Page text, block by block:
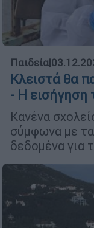
Παιδεία|
Κλειστά θα
- Η εισήγηση
Κανένα
σύμφωνα με τα
δεδομένα για